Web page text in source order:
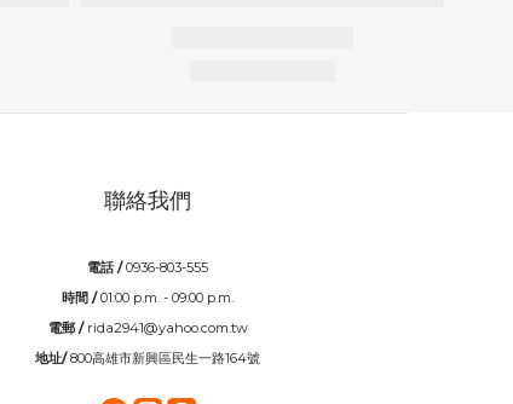
聯絡我們
電話 /0936-803-555
時間 /01:00 p.m. - 09:00 p.m.
電郵 / rida2941@yahoo.com.tw
地址/800高雄市新興區民生一路164號